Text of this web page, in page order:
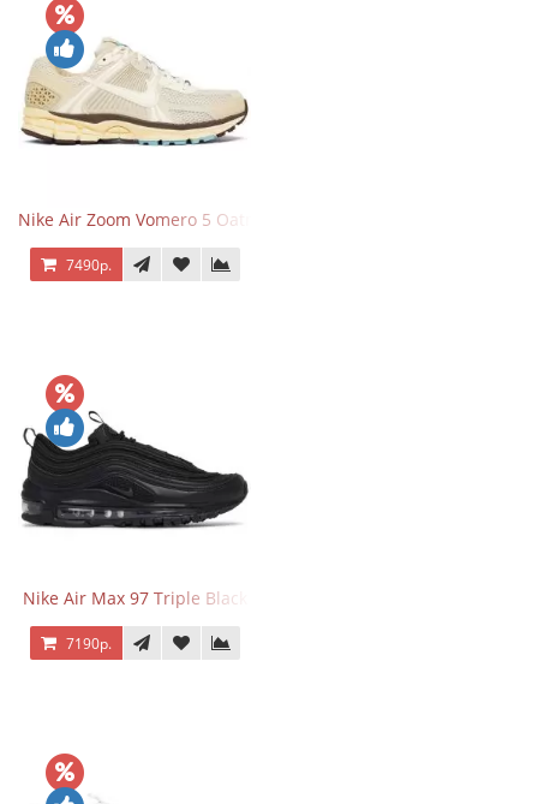
Nike Air Zoom Vomero 5 Oatmeal
7490р.
Nike Air Max 97 Triple Black
7190р.